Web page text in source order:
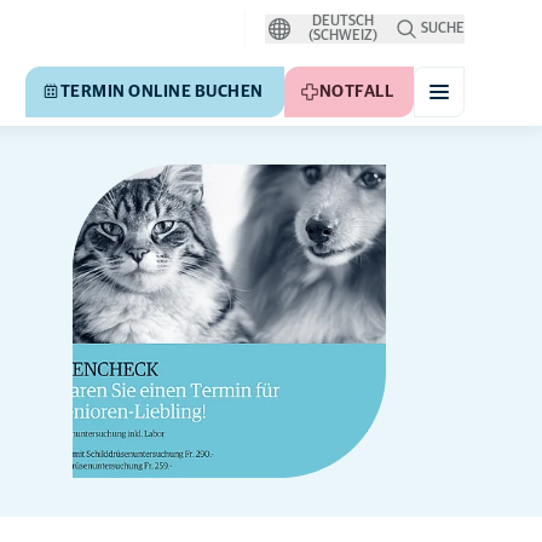
DEUTSCH
(SCHWEIZ)
SUCHE
TERMIN ONLINE BUCHEN NOTFALL